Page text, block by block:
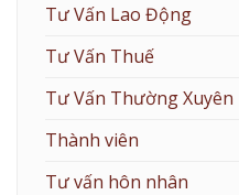
Tư Vấn Lao Động
Tư Vấn Thuế
Tư Vấn Thường Xuyên
Thành viên
Tư vấn hôn nhân